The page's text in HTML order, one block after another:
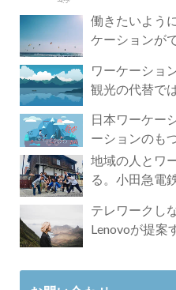
働きたいよう
ケーションが
ワーケーショ
観光の代替で
日本ワーケー
ーションのも
地域の人とワ
る。小田急電
テレワークし
Lenovoが提案